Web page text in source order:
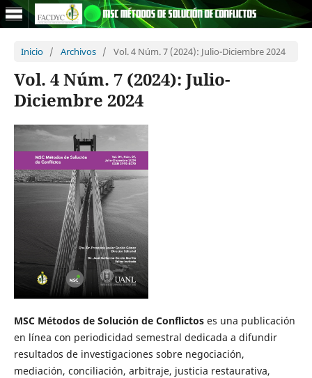
Inicio / Archivos / Vol. 4 Núm. 7 (2024): Julio-Diciembre 2024
Vol. 4 Núm. 7 (2024): Julio-
Diciembre 2024
MSC Métodos de Solución de Conflictoses una publicación
en línea con periodicidad semestral dedicada a difundir
resultados de investigaciones sobre negociación,
mediación, conciliación, arbitraje, justicia restaurativa,